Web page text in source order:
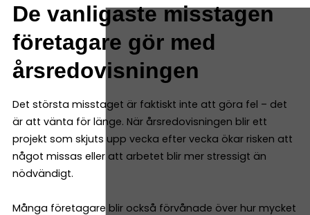
De vanligaste misstagen
företagare gör med
årsredovisningen
Det största misstaget är faktiskt inte att göra fel – det
är att vänta för länge. När årsredovisningen blir ett
projekt som skjuts upp vecka efter vecka ökar risken att
något missas eller att arbetet blir mer stressigt än
nödvändigt.
Många företagare blir också förvånade över hur mycket